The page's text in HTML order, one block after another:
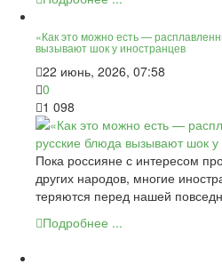
«Как это можно есть —
вызывают шок у иностранцев
22 июнь, 2026, 07:58
0
1 098
Пока россияне с интересом
других народов, многие
теряются перед нашей
Подробнее ...